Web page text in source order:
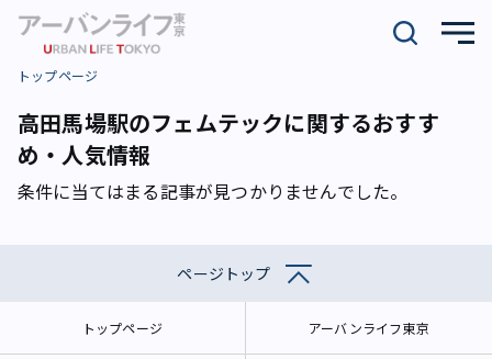
トップページ
高田馬場駅のフェムテックに関するおすす
め・人気情報
条件に当てはまる記事が見つかりませんでした。
ページトップ
トップページ アーバンライフ東京